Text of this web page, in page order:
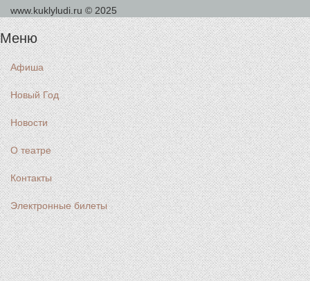
www.kuklyludi.ru © 2025
Меню
Афиша
Новый Год
Новости
О театре
Контакты
Электронные билеты